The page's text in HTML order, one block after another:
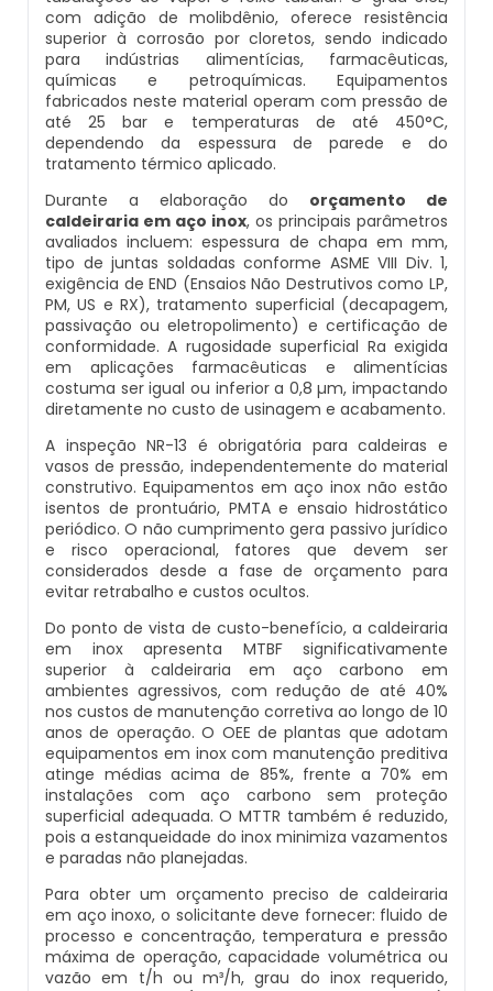
Caldeira Industrial Preço
Caldeira Vertical
Caldeiraria De Fabricação E Montagem
Industrial
Caldeiraria E Montagem Industrial
Caldeiraria Industrial
Caldeiraria Pesada
Caldeiras De Recuperação De Calor Sensivel
Caldeiras E Aquecedores
Caldeiras E Vasos De Pressão
Comprar Caldeira
Controle E Automação De Caldeiras
Curso De Segurança Na Operação De
Caldeiras
Curso Operação De Caldeira
Curso Treinamento De Segurança Na
Operação De Caldeiras
Economizador Para Caldeiras
Empresa De Serviços Caldeiraria
Inspeção De Integridade De Caldeiras
Inspeção De Integridade Em Caldeiras
Inspeção De Segurança Caldeira
Inspeção De Segurança De Caldeiras
Inspeção De Segurança Em Caldeiras
Inspeção De Segurança Em Caldeiras E
Vasos De Pressão
Inspeção De Segurança Em Vasos De
Pressão
Inspeção Dimensional De Caldeiraria
Inspeção Dimensional De Caldeiraria E
Tubulação
Inspeção Em Caldeiras Aquatubulares
Inspeção Inicial Em Caldeiras
Inspeção Nas Caldeiras
Inspeção Periodica Em Caldeiras
Manutenção E Inspeção De Caldeiras
Plano De Inspeção De Caldeiras
Manutenção De Caldeiras A Lenha
Manutenção De Caldeiras A Vapor
Manutenção De Caldeiras E Aquecedores
Manutenção De Caldeiras Em Sp
Manutenção De Caldeiras Industriais
Manutenção Em Caldeiras De Alta Pressão
Manutenção Preventiva Caldeiras
Montagem Caldeiras
Montagem De Caldeiras
Montagem De Caldeiras A Vapor
Montagem De Caldeiras A Gás
Montagem De Caldeiras A Lenha
Montagem De Caldeiras A Pellets
Montagem De Caldeiras De Aquecimento
Montagem De Caldeiras Empresa
Preço Montagem De Caldeira A Gás
Caldeira De Vapor Eletrica
Caldeira Em Vapor
Caldeira Geradora De Vapor A Lenha
Caldeira Locomotiva A Vapor
Caldeira Usada A Venda
Caldeira Vapor A Lenha
Compra E Venda De Caldeiras Usadas
Comprar Caldeira A Vapor
Comprar Caldeira De Vapor
Distribuidor De Caldeira A Vapor
Fabrica De Caldeira A Vapor
Fabricante De Caldeira A Vapor
Ferro Com Caldeira A Vapor
Fornecedor De Caldeira A Vapor
Onde Comprar Caldeira A Vapor
Peças Para Caldeira A Vapor
Caldeira Mural A Gás Roca
Comprar Caldeira A Gás
Cotação De Caldeira A Gás
Distribuidor De Caldeira A Gás
Empresa De Caldeira A Gás
Empresa De Manutenção De Caldeira A Gás
Fornecedor De Caldeira A Gás
Manutenção De Caldeira A Gás
Onde Comprar Caldeira A Gás
Peças Para Caldeira A Gás
Queimador Para Caldeira A Gás
Serviço De Manutenção Caldeira A Gás
Valor Caldeira A Gás
Venda Caldeira A Gás
Peças De Caldeiras
Melhor Caldeira Gás Natural
com adição de molibdênio, oferece resistência
superior à corrosão por cloretos, sendo indicado
para indústrias alimentícias, farmacêuticas,
químicas e petroquímicas. Equipamentos
fabricados neste material operam com pressão de
até 25 bar e temperaturas de até 450°C,
dependendo da espessura de parede e do
tratamento térmico aplicado.
Durante a elaboração do orçamento de
caldeiraria em aço inox, os principais parâmetros
avaliados incluem: espessura de chapa em mm,
tipo de juntas soldadas conforme ASME VIII Div. 1,
exigência de END (Ensaios Não Destrutivos como LP,
PM, US e RX), tratamento superficial (decapagem,
passivação ou eletropolimento) e certificação de
conformidade. A rugosidade superficial Ra exigida
em aplicações farmacêuticas e alimentícias
costuma ser igual ou inferior a 0,8 µm, impactando
diretamente no custo de usinagem e acabamento.
A inspeção NR-13 é obrigatória para caldeiras e
vasos de pressão, independentemente do material
construtivo. Equipamentos em aço inox não estão
isentos de prontuário, PMTA e ensaio hidrostático
periódico. O não cumprimento gera passivo jurídico
e risco operacional, fatores que devem ser
considerados desde a fase de orçamento para
evitar retrabalho e custos ocultos.
Do ponto de vista de custo-benefício, a caldeiraria
em inox apresenta MTBF significativamente
superior à caldeiraria em aço carbono em
ambientes agressivos, com redução de até 40%
nos custos de manutenção corretiva ao longo de 10
anos de operação. O OEE de plantas que adotam
equipamentos em inox com manutenção preditiva
atinge médias acima de 85%, frente a 70% em
instalações com aço carbono sem proteção
superficial adequada. O MTTR também é reduzido,
pois a estanqueidade do inox minimiza vazamentos
e paradas não planejadas.
Para obter um orçamento preciso de caldeiraria
em aço inoxo, o solicitante deve fornecer: fluido de
processo e concentração, temperatura e pressão
máxima de operação, capacidade volumétrica ou
vazão em t/h ou m³/h, grau do inox requerido,